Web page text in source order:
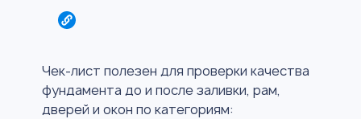
Чек-лист полезен для проверки качества
фундамента до и после заливки, рам,
дверей и окон по категориям: